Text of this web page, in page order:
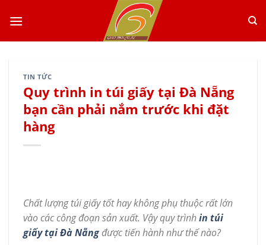
TIN TỨC
Quy trình in túi giấy tại Đà Nẵng
bạn cần phải nắm trước khi đặt
hàng
Chất lượng túi giấy tốt hay không phụ thuộc rất lớn
vào các công đoạn sản xuất. Vậy quy trìnhin túi
giấy tại Đà Nẵngđược tiến hành như thế nào?